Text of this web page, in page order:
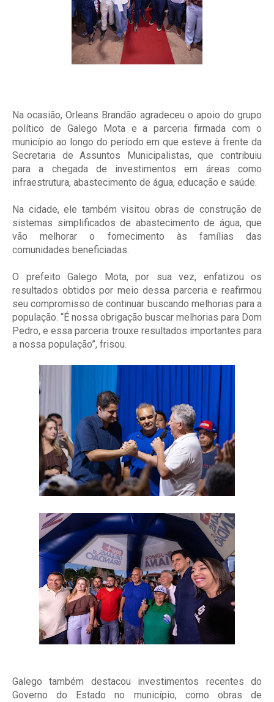
Na ocasião, Orleans Brandão agradeceu o apoio do grupo
político de Galego Mota e a parceria firmada com o
município ao longo do período em que esteve à frente da
Secretaria de Assuntos Municipalistas, que contribuiu
para a chegada de investimentos em áreas como
infraestrutura, abastecimento de água, educação e saúde.
Na cidade, ele também visitou obras de construção de
sistemas simplificados de abastecimento de água, que
vão melhorar o fornecimento às famílias das
comunidades beneficiadas.
O prefeito Galego Mota, por sua vez, enfatizou os
resultados obtidos por meio dessa parceria e reafirmou
seu compromisso de continuar buscando melhorias para a
população. “É nossa obrigação buscar melhorias para Dom
Pedro, e essa parceria trouxe resultados importantes para
a nossa população”, frisou.
Galego também destacou investimentos recentes do
Governo do Estado no município, como obras de